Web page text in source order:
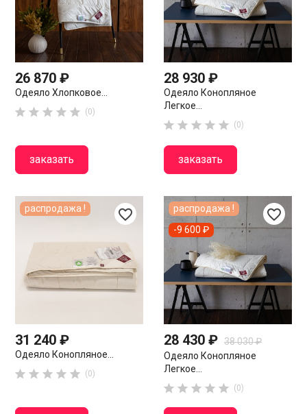
26 870 ₽
Одеяло Хлопковое...
     (0)
заказать
28 930 ₽
Одеяло Конопляное
Легкое...
     (0)
заказать
favorite_border
31 240 ₽
Одеяло Конопляное...
     (0)
распродажа ! favorite_border
28 430 ₽ 38 030 ₽
Одеяло Конопляное
Легкое...
     (0)
распродажа !
-9 600 ₽